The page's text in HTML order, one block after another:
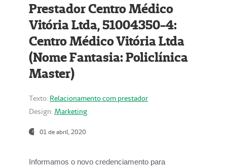
Prestador Centro Médico
Vitória Ltda, 51004350-4:
Centro Médico Vitória Ltda
(Nome Fantasia: Policlínica
Master)
Texto: Relacionamento com prestador
Design: Marketing
01 de abril, 2020
Informamos o novo credenciamento para